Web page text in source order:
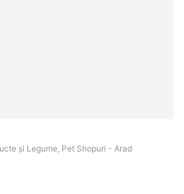
și Legume, Pet Shopuri - Arad